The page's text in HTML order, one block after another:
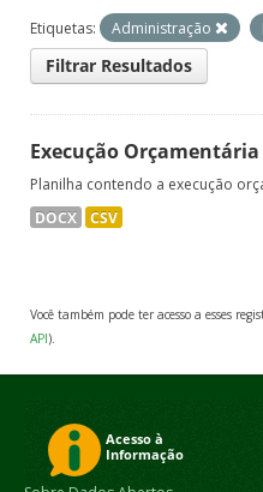
Etiquetas: Administração
Filtrar Resultados
Execução Orçamentária
Planilha contendo a execução
DOCX CSV
Você também pode ter acesso a esses
API).